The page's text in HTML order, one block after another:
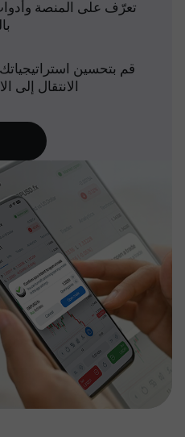
تعرّف على المنصة
قم بتحسين
الانتقال إلى